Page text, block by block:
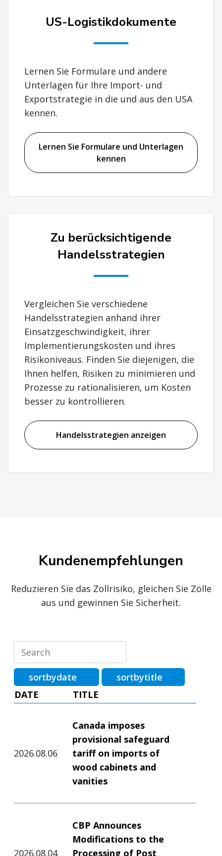
US-Logistikdokumente
Lernen Sie Formulare und andere
Unterlagen für Ihre Import- und
Exportstrategie in die und aus den USA
kennen.
Lernen Sie Formulare und Unterlagen
kennen
Zu berücksichtigende
Handelsstrategien
Vergleichen Sie verschiedene
Handelsstrategien anhand ihrer
Einsatzgeschwindigkeit, ihrer
Implementierungskosten und ihres
Risikoniveaus. Finden Sie diejenigen, die
Ihnen helfen, Risiken zu minimieren und
Prozesse zu rationalisieren, um Kosten
besser zu kontrollieren.
Handelsstrategien anzeigen
Kundenempfehlungen
Reduzieren Sie das Zollrisiko, gleichen Sie Zölle
aus und gewinnen Sie Sicherheit.
sortbydate
sortbytitle
DATE
TITLE
2026.08.06
Canada imposes
provisional safeguard
tariff on imports of
wood cabinets and
vanities
2026.08.04
CBP Announces
Modifications to the
Processing of Post